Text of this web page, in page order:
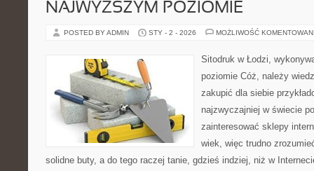
NAJWYŻSZYM POZIOMIE
POSTED BY ADMIN STY - 2 - 2026 MOŻLIWOŚĆ
Sitodruk w Łodzi,
poziomie Cóż, należy
zakupić dla siebie
najzwyczajniej w świecie
zainteresować sklepy
wiek, więc trudno
solidne buty, a do tego raczej tanie, gdzieś indziej, niż w